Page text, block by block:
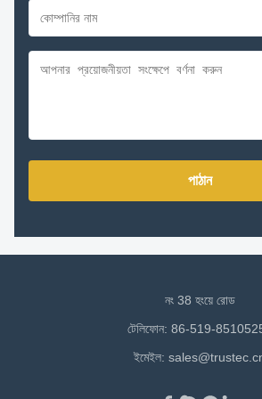
পাঠান
নং 38 হংয়ে রোড
টেলিফোন: 86-519-
ইমেইল: